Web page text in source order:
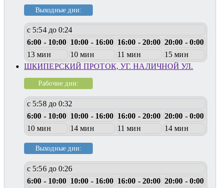
Выходные дни:
с 5:54 до 0:24
6:00 - 10:00 10:00 - 16:00 16:00 - 20:00 20:00 - 0:00
13 мин
10 мин 11 мин
15 мин
ШКИПЕРСКИЙ ПРОТОК, УГ. НАЛИЧНОЙ УЛ.
Рабочие дни:
с 5:58 до 0:32
6:00 - 10:00 10:00 - 16:00 16:00 - 20:00 20:00 - 0:00
10 мин
14 мин 11 мин 14 мин
Выходные дни:
с 5:56 до 0:26
6:00 - 10:00 10:00 - 16:00 16:00 - 20:00 20:00 - 0:00